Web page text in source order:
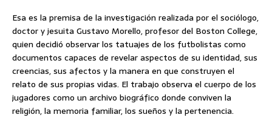
Esa es la premisa de la investigación realizada por el sociólogo,
doctor y jesuita Gustavo Morello, profesor del Boston College,
quien decidió observar los tatuajes de los futbolistas como
documentos capaces de revelar aspectos de su identidad, sus
creencias, sus afectos y la manera en que construyen el
relato de sus propias vidas. El trabajo observa el cuerpo de los
jugadores como un archivo biográfico donde conviven la
religión, la memoria familiar, los sueños y la pertenencia.